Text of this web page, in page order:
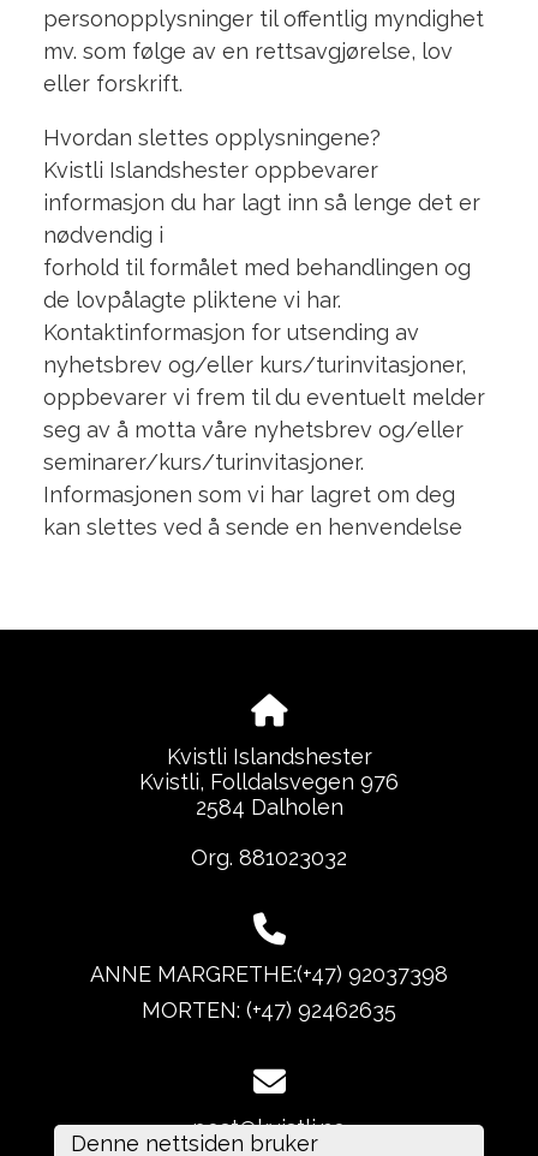
personopplysninger til offentlig myndighet
mv. som følge av en rettsavgjørelse, lov
eller forskrift.
Hvordan slettes opplysningene?
Kvistli Islandshester oppbevarer
informasjon du har lagt inn så lenge det er
nødvendig i
forhold til formålet med behandlingen og
de lovpålagte pliktene vi har.
Kontaktinformasjon for utsending av
nyhetsbrev og/eller kurs/turinvitasjoner,
oppbevarer vi frem til du eventuelt melder
seg av å motta våre nyhetsbrev og/eller
seminarer/kurs/turinvitasjoner.
Informasjonen som vi har lagret om deg
kan slettes ved å sende en henvendelse
Kvistli Islandshester
Kvistli, Folldalsvegen 976
2584 Dalholen
Org. 881023032
ANNE MARGRETHE:(+47) 92037398
MORTEN: (+47) 92462635
post@kvistli.no
Denne nettsiden bruker